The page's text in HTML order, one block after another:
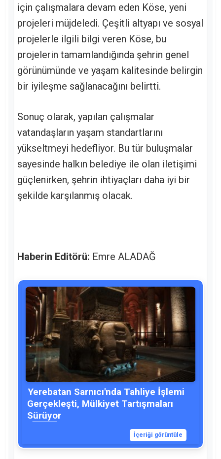
için çalışmalara devam eden Köse, yeni
projeleri müjdeledi. Çeşitli altyapı ve sosyal
projelerle ilgili bilgi veren Köse, bu
projelerin tamamlandığında şehrin genel
görünümünde ve yaşam kalitesinde belirgin
bir iyileşme sağlanacağını belirtti.
Sonuç olarak, yapılan çalışmalar
vatandaşların yaşam standartlarını
yükseltmeyi hedefliyor. Bu tür buluşmalar
sayesinde halkın belediye ile olan iletişimi
güçlenirken, şehrin ihtiyaçları daha iyi bir
şekilde karşılanmış olacak.
Haberin Editörü: Emre ALADAĞ
Yerebatan Sarnıcı'nda Tahliye İşlemi
Gerçekleşti, Mülkiyet Tartışmaları
Sürüyor
İçeriği görüntüle